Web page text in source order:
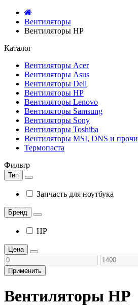
Вентиляторы
Вентиляторы HP
Каталог
Вентиляторы Acer
Вентиляторы Asus
Вентиляторы Dell
Вентиляторы HP
Вентиляторы Lenovo
Вентиляторы Samsung
Вентиляторы Sony
Вентиляторы Toshiba
Вентиляторы MSI, DNS и
Термопаста
Фильтр
Тип
Запчасть для ноутбука
Бренд
HP
Цена
Применить
Вентиляторы HP